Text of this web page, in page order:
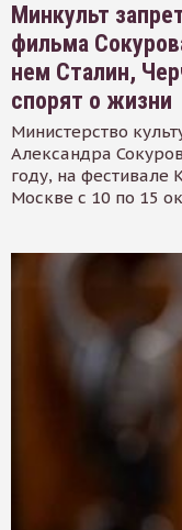
Минкульт
фильма
нем Сталин,
спорят о жизни
Министерство
Александра
году, на фестивале
Москве с 10 по 15